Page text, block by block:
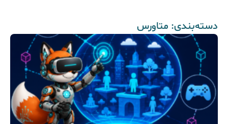
دسته‌بندی: متاورس